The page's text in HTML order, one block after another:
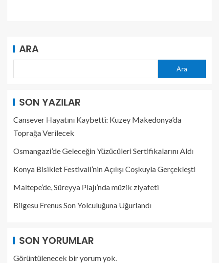
ARA
Ara
SON YAZILAR
Cansever Hayatını Kaybetti: Kuzey Makedonya’da
Toprağa Verilecek
Osmangazi’de Geleceğin Yüzücüleri Sertifikalarını Aldı
Konya Bisiklet Festivali’nin Açılışı Coşkuyla Gerçekleşti
Maltepe’de, Süreyya Plajı’nda müzik ziyafeti
Bilgesu Erenus Son Yolculuğuna Uğurlandı
SON YORUMLAR
Görüntülenecek bir yorum yok.